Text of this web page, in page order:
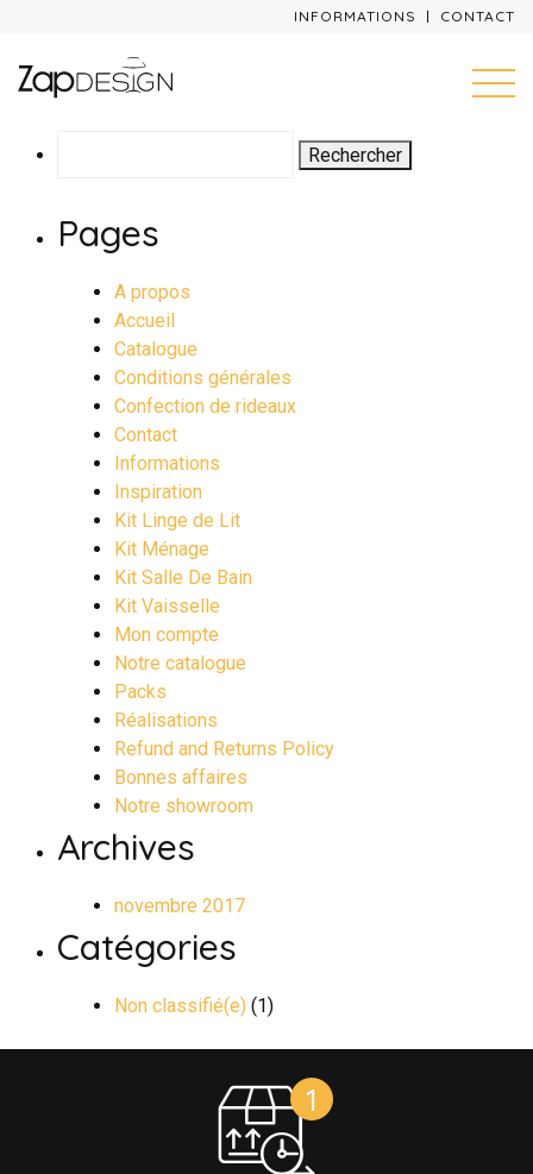
INFORMATIONS CONTACT
Pages
A propos
Accueil
Catalogue
Conditions générales
Confection de rideaux
Contact
Informations
Inspiration
Kit Linge de Lit
Kit Ménage
Kit Salle De Bain
Kit Vaisselle
Mon compte
Notre catalogue
Packs
Réalisations
Refund and Returns Policy
Bonnes affaires
Notre showroom
Archives
novembre 2017
Catégories
Non classifié(e) (1)